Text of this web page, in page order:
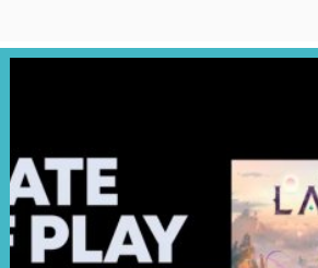
amplía con la
los compositores
Héral y Grant
mientras que por
la saga los